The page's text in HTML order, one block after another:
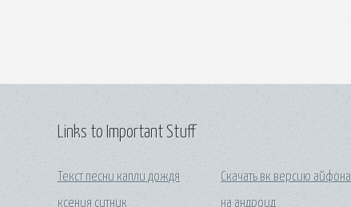
Links to Important Stuff
Текст песни капли дождя
ксения ситник
Скачать вк версию айфона
на андроид